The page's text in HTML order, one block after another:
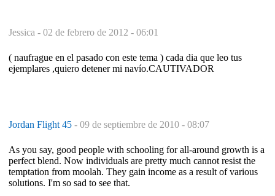
Jessica - 02 de febrero de 2012 - 06:01
( naufrague en el pasado con este tema ) cada dia que leo tus
ejemplares ,quiero detener mi navío.CAUTIVADOR
Jordan Flight 45 - 09 de septiembre de 2010 - 08:07
As you say, good people with schooling for all-around growth is a
perfect blend. Now individuals are pretty much cannot resist the
temptation from moolah. They gain income as a result of various
solutions. I'm so sad to see that.